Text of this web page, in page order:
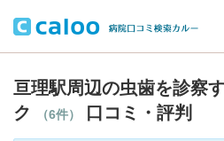
亘理駅周辺の虫歯を診察
ク
（6件） 口コミ・評判